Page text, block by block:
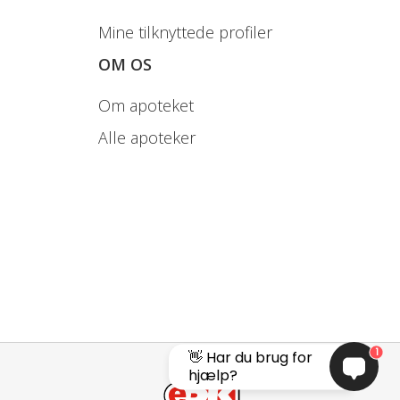
6,5 / 13 mia. -
Mine tilknyttede profiler
OM OS
Om apoteket
Alle apoteker
👋 Har du brug for
hjælp?
1